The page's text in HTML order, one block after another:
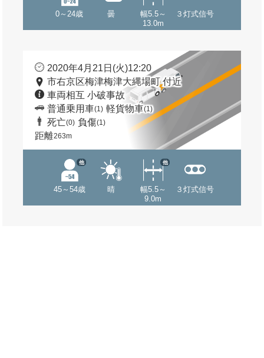
0～24歳 曇
幅5.5～
13.0m
３灯式信号
2020年4月21日(火)12:20
市右京区梅津梅津大縄場町 付近
車両相互 小破事故
普通乗用車(1) 軽貨物車(1)
死亡(0) 負傷(1)
距離263m
45～54歳
他
晴
幅5.5～
9.0m
他
３灯式信号